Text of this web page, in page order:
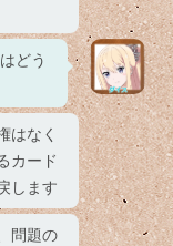
どう
はなく
カード
します
問題の